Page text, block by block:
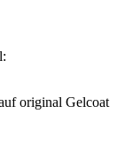
original Gelcoat